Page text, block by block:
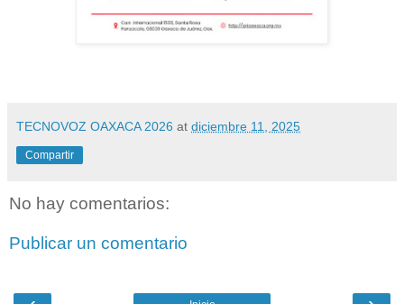
TECNOVOZ OAXACA 2026 at diciembre 11, 2025
Compartir
No hay comentarios:
Publicar un comentario